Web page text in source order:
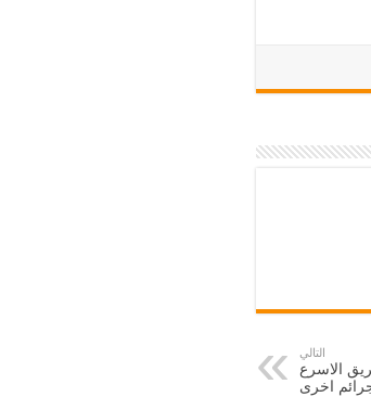
التالي
الاسرع
اخرى